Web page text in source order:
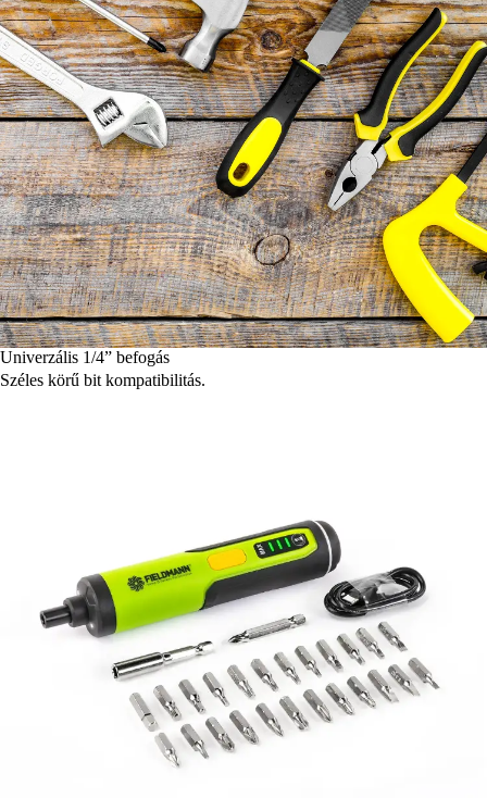
Univerzális 1/4” befogás
Széles körű bit kompatibilitás.